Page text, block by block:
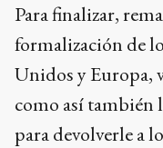
Para finalizar,
formalización de
Unidos y Europa,
como así también
para devolverle a